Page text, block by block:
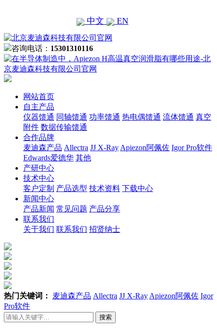
中文 EN
咨询电话： 15301310116
网站首页
自主产品
仪器馈通 同轴馈通 功率馈通 热电偶馈通 流体馈通 真空
附件 数据传输馈通
合作品牌
麦迪森产品 Allectra JJ X-Ray Apiezon阿佩佐 Igor Pro软件
Edwards爱德华 其他
产研中心
技术中心
客户定制 产品选型 技术资料 下载中心
新闻中心
产品新闻 常见问题 产品分享
联系我们
关于我们 联系我们 招贤纳士
热门关键词： 麦迪森产品 Allectra JJ X-Ray Apiezon阿佩佐 Igor
Pro软件
搜索